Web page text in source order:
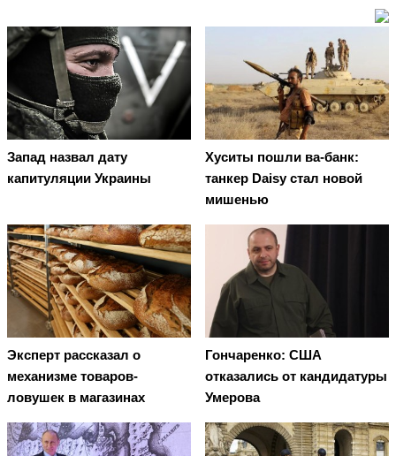
Запад назвал дату
капитуляции Украины
Хуситы пошли ва-банк:
танкер Daisy стал новой
мишенью
Эксперт рассказал о
механизме товаров-
ловушек в магазинах
Гончаренко: США
отказались от кандидатуры
Умерова